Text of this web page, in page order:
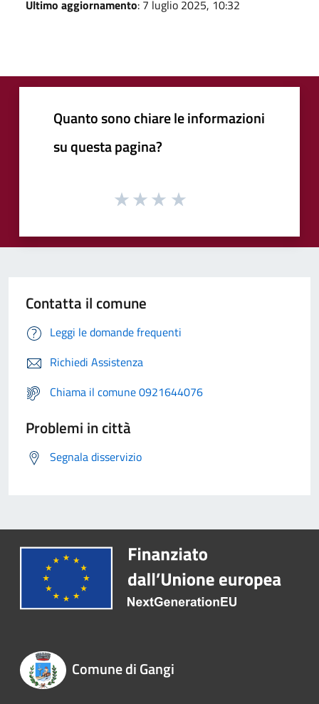
Ultimo aggiornamento: 7 luglio 2025, 10:32
Quanto sono chiare le informazioni
su questa pagina?
Contatta il comune
Leggi le domande frequenti
Richiedi Assistenza
Chiama il comune 0921644076
Problemi in città
Segnala disservizio
Comune di Gangi